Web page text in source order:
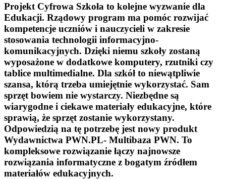
Projekt Cyfrowa Szkoła to kolejne wyzwanie dla
Edukacji. Rządowy program ma pomóc rozwijać
kompetencje uczniów i nauczycieli w zakresie
stosowania technologii informacyjno-
komunikacyjnych. Dzięki niemu szkoły zostaną
wyposażone w dodatkowe komputery, rzutniki czy
tablice multimedialne. Dla szkół to niewątpliwie
szansa, którą trzeba umiejętnie wykorzystać. Sam
sprzęt bowiem nie wystarczy. Niezbędne są
wiarygodne i ciekawe materiały edukacyjne, które
sprawią, że sprzęt zostanie wykorzystany.
Odpowiedzią na tę potrzebę jest nowy produkt
Wydawnictwa PWN.PL- Multibaza PWN. To
kompleksowe rozwiązanie łączy najnowsze
rozwiązania informatyczne z bogatym źródłem
materiałów edukacyjnych.